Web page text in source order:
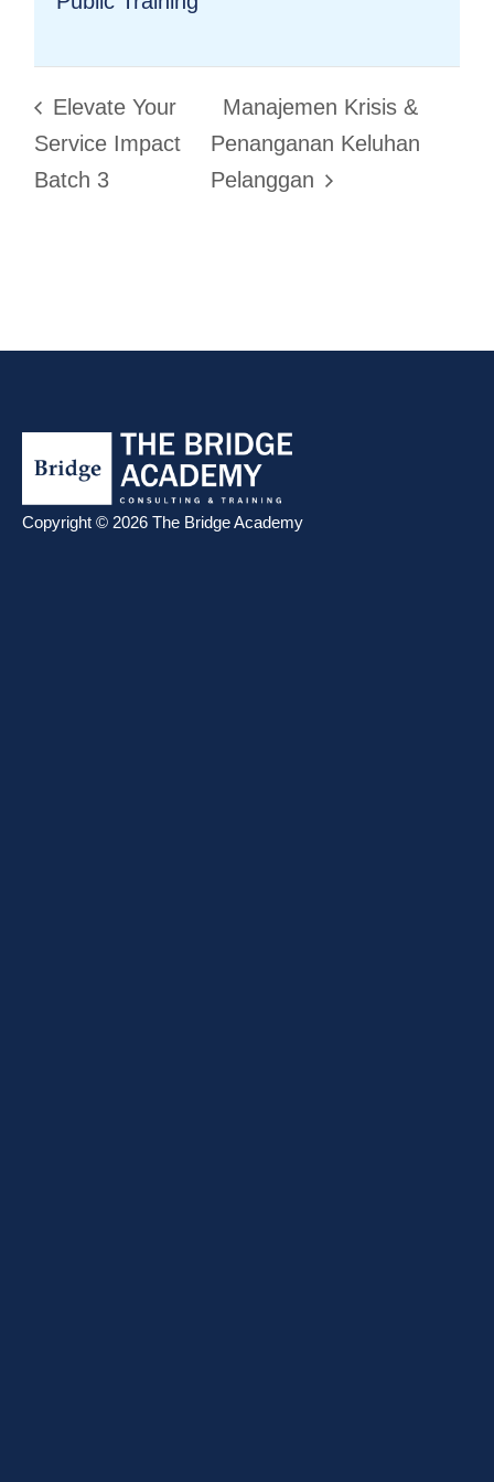
Elevate Your
Service Impact
Batch 3
Manajemen Krisis &
Penanganan Keluhan
Pelanggan
Copyright © 2026 The Bridge Academy